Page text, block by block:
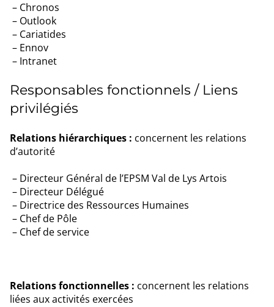
Chronos
Outlook
Cariatides
Ennov
Intranet
Responsables fonctionnels / Liens
privilégiés
Relations hiérarchiques : concernent les relations
d’autorité
Directeur Général de l’EPSM Val de Lys Artois
Directeur Délégué
Directrice des Ressources Humaines
Chef de Pôle
Chef de service
Relations fonctionnelles : concernent les relations
liées aux activités exercées